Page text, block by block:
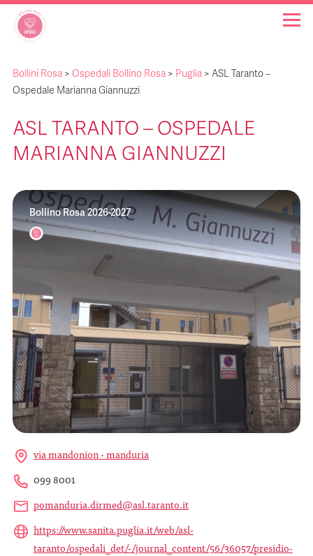
OSPEDALI BOLLINO ROSA
INIZIATIVE
FAQ
Bollini Rosa > Ospedali Bollino Rosa > Puglia > ASL Taranto –
Ospedale Marianna Giannuzzi
ASL TARANTO – OSPEDALE
MARIANNA GIANNUZZI
Bollino Rosa 2026-2027
via mandonion - manduria
099 8001
pomanduria.dirmed@asl.taranto.it
https://www.sanita.puglia.it/web/asl-
taranto/ospedali_det/-/journal_content/56/36057/presidio-